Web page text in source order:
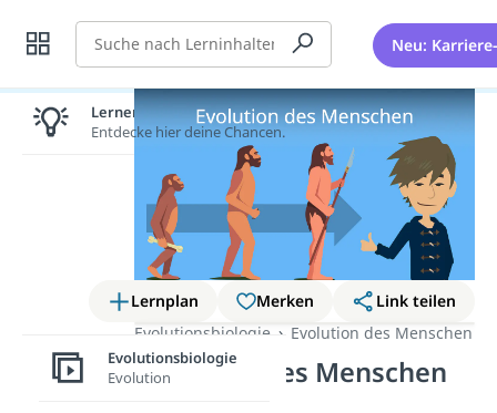
Suche Neu:
Lernplan Merken
Link teilen
Evolutionsbiologie
Evolution des Menschen
Evolution des Menschen
Lernen lohnt sich!
Entdecke hier deine Chancen.
Evolutionsbiologie
Evolution